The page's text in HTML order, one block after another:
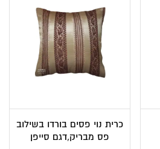
כרית נוי פסים בורדו בשילוב
פס מבריק,דגם סייפן